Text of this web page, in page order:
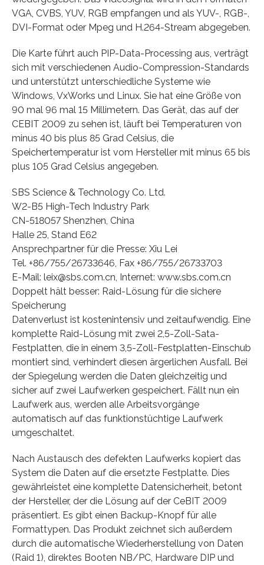
VGA, CVBS, YUV, RGB empfangen und als YUV-, RGB-,
DVI-Format oder Mpeg und H.264-Stream abgegeben.
Die Karte führt auch PIP-Data-Processing aus, verträgt
sich mit verschiedenen Audio-Compression-Standards
und unterstützt unterschiedliche Systeme wie
Windows, VxWorks und Linux. Sie hat eine Größe von
90 mal 96 mal 15 Millimetern. Das Gerät, das auf der
CEBIT 2009 zu sehen ist, läuft bei Temperaturen von
minus 40 bis plus 85 Grad Celsius, die
Speichertemperatur ist vom Hersteller mit minus 65 bis
plus 105 Grad Celsius angegeben.
SBS Science & Technology Co. Ltd.
W2-B5 High-Tech Industry Park
CN-518057 Shenzhen, China
Halle 25, Stand E62
Ansprechpartner für die Presse: Xiu Lei
Tel. +86/755/26733646, Fax +86/755/26733703
E-Mail: leix@sbs.com.cn, Internet: www.sbs.com.cn
Doppelt hält besser: Raid-Lösung für die sichere
Speicherung
Datenverlust ist kostenintensiv und zeitaufwendig. Eine
komplette Raid-Lösung mit zwei 2,5-Zoll-Sata-
Festplatten, die in einem 3,5-Zoll-Festplatten-Einschub
montiert sind, verhindert diesen ärgerlichen Ausfall. Bei
der Spiegelung werden die Daten gleichzeitig und
sicher auf zwei Laufwerken gespeichert. Fällt nun ein
Laufwerk aus, werden alle Arbeitsvorgänge
automatisch auf das funktionstüchtige Laufwerk
umgeschaltet.
Nach Austausch des defekten Laufwerks kopiert das
System die Daten auf die ersetzte Festplatte. Dies
gewährleistet eine komplette Datensicherheit, betont
der Hersteller, der die Lösung auf der CeBIT 2009
präsentiert. Es gibt einen Backup-Knopf für alle
Formattypen. Das Produkt zeichnet sich außerdem
durch die automatische Wiederherstellung von Daten
(Raid 1), direktes Booten NB/PC, Hardware DIP und